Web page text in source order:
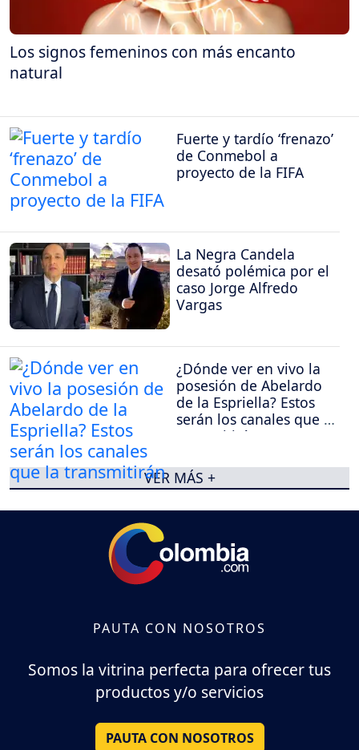
Los signos femeninos con más encanto
natural
Fuerte y tardío ‘frenazo’
de Conmebol a
proyecto de la FIFA
La Negra Candela
desató polémica por el
caso Jorge Alfredo
Vargas
¿Dónde ver en vivo la
posesión de Abelardo
de la Espriella? Estos
serán los canales que la
transmitirán
VER MÁS +
PAUTA CON NOSOTROS
Somos la vitrina perfecta para ofrecer tus
productos y/o servicios
PAUTA CON NOSOTROS